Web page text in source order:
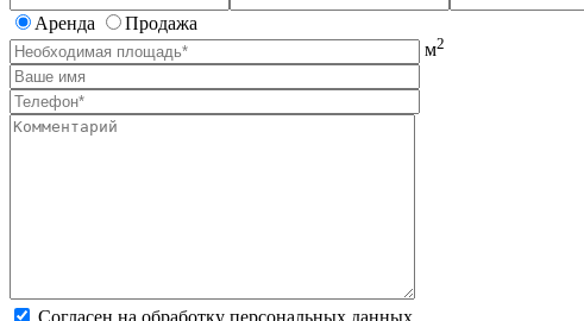
Аренда
Продажа
м2
Согласен на обработку персональных данных